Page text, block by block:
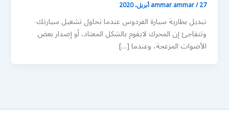
ammar ammar/27 أبريل، 2020
تبديل بطارية سيارة الفردوس عندما تحاول تشغيل سيارتك
وتتفاجئ إن المحرك لايقوم بالشكل المعتاد، أو إصدار بعض
الأصوات المزعجة، وعندما […]